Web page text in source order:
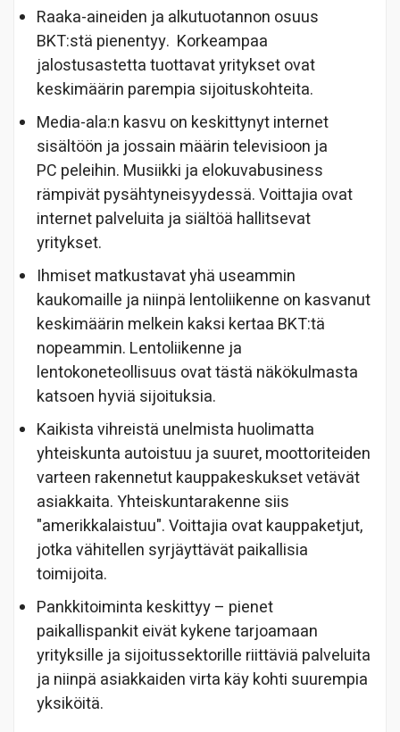
Raaka-aineiden ja alkutuotannon osuus
BKT:stä pienentyy. Korkeampaa
jalostusastetta tuottavat yritykset ovat
keskimäärin parempia sijoituskohteita.
Media-ala:n kasvu on keskittynyt internet
sisältöön ja jossain määrin televisioon ja
PC peleihin. Musiikki ja elokuvabusiness
rämpivät pysähtyneisyydessä. Voittajia ovat
internet palveluita ja siältöä hallitsevat
yritykset.
Ihmiset matkustavat yhä useammin
kaukomaille ja niinpä lentoliikenne on kasvanut
keskimäärin melkein kaksi kertaa BKT:tä
nopeammin. Lentoliikenne ja
lentokoneteollisuus ovat tästä näkökulmasta
katsoen hyviä sijoituksia.
Kaikista vihreistä unelmista huolimatta
yhteiskunta autoistuu ja suuret, moottoriteiden
varteen rakennetut kauppakeskukset vetävät
asiakkaita. Yhteiskuntarakenne siis
"amerikkalaistuu". Voittajia ovat kauppaketjut,
jotka vähitellen syrjäyttävät paikallisia
toimijoita.
Pankkitoiminta keskittyy – pienet
paikallispankit eivät kykene tarjoamaan
yrityksille ja sijoitussektorille riittäviä palveluita
ja niinpä asiakkaiden virta käy kohti suurempia
yksiköitä.